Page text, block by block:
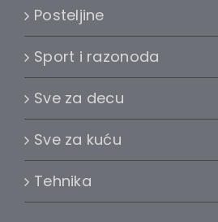
Posteljine
Sport i razonoda
Sve za decu
Sve za kuću
Tehnika